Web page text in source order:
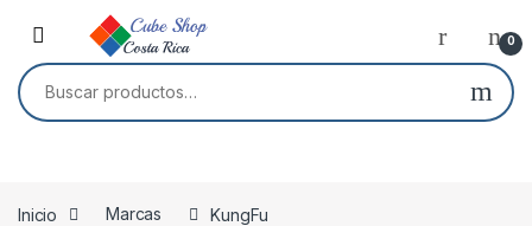
Skip to navigation
Skip to content
0
Buscar por:
Inicio Marcas KungFu